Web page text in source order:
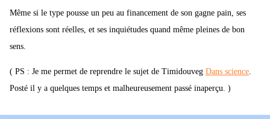
Même si le type pousse un peu au financement de son gagne pain, ses
réflexions sont réelles, et ses inquiétudes quand même pleines de bon
sens.
( PS : Je me permet de reprendre le sujet de Timidouveg Dans science.
Posté il y a quelques temps et malheureusement passé inaperçu. )